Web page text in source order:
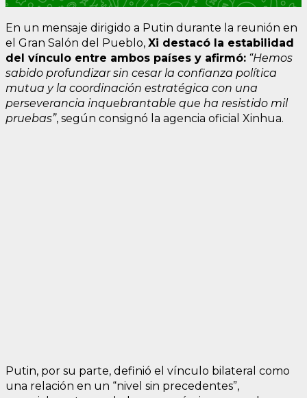
En un mensaje dirigido a Putin durante la reunión en
el Gran Salón del Pueblo, Xi destacó la estabilidad
del vínculo entre ambos países y afirmó: “Hemos
sabido profundizar sin cesar la confianza política
mutua y la coordinación estratégica con una
perseverancia inquebrantable que ha resistido mil
pruebas”, según consignó la agencia oficial Xinhua.
Putin, por su parte, definió el vínculo bilateral como
una relación en un “nivel sin precedentes”,